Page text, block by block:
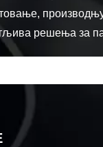
решења за